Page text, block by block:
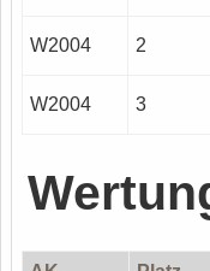
W2004 2
W2004 3